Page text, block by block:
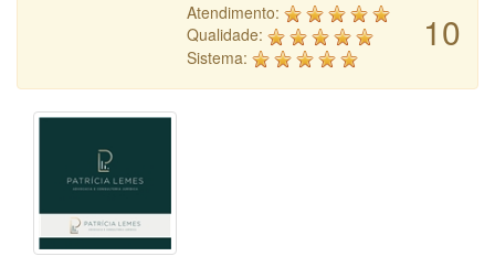
10
Atendimento:
Qualidade:
Sistema: